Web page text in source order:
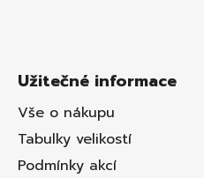
Užitečné informace
Vše o nákupu
Tabulky velikostí
Podmínky akcí